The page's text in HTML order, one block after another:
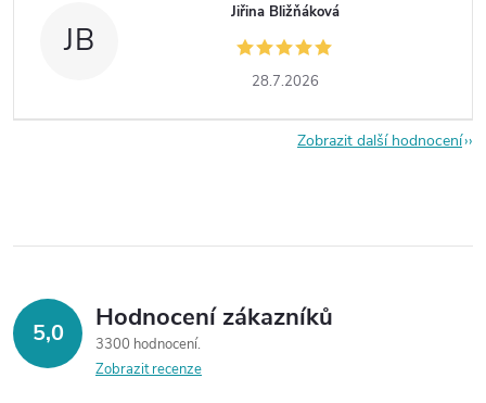
JB
Jiřina Bližňáková
28.7.2026
Zobrazit další hodnocení
5,0 Hodnocení zákazníků
3300 hodnocení
Zobrazit recenze